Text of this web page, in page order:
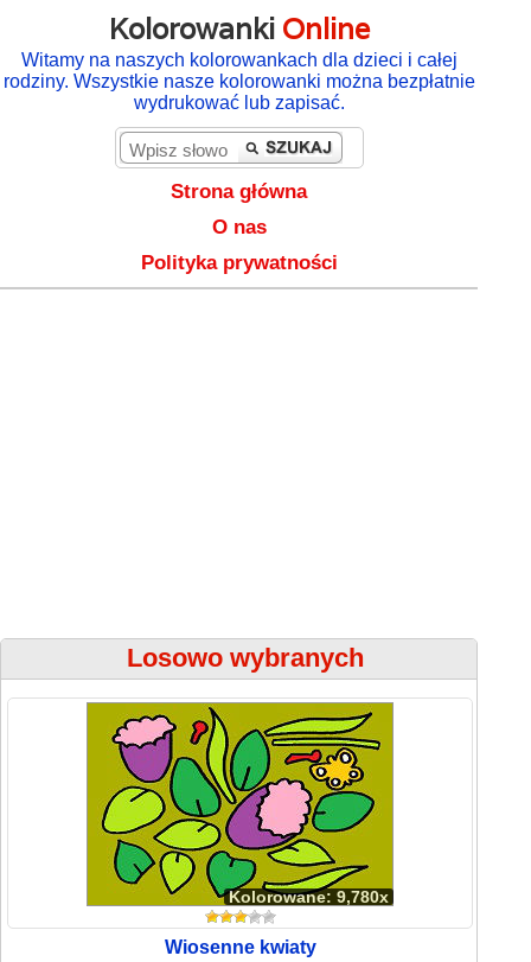
Kolorowanki Online
Witamy na naszych kolorowankach dla dzieci i całej
rodziny. Wszystkie nasze kolorowanki można bezpłatnie
wydrukować lub zapisać.
Strona główna
O nas
Polityka prywatności
Losowo wybranych
Kolorowane: 9,780x
Wiosenne kwiaty